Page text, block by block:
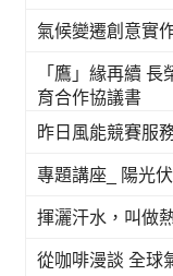
氣候變遷創意實
「鷹」緣再續
育合作協議書
昨日風能競賽服
專題講座_ 陽光
揮灑汗水，叫做
從咖啡漫談 全球